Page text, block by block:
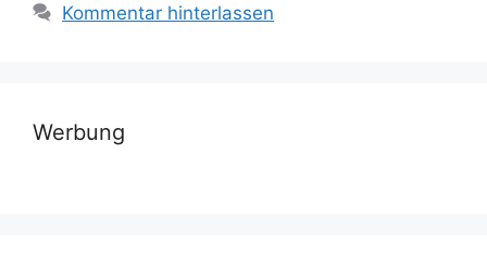
Kommentar hinterlassen
Werbung